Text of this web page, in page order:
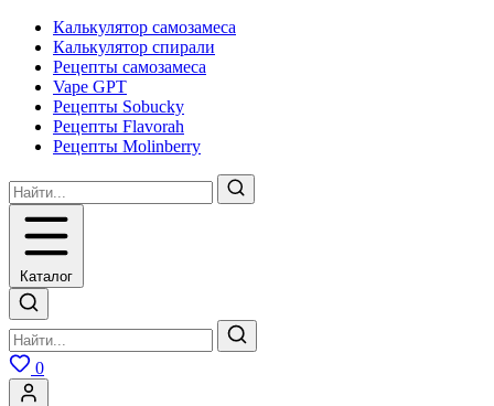
Калькулятор самозамеса
Калькулятор спирали
Рецепты самозамеса
Vape GPT
Рецепты Sobucky
Рецепты Flavorah
Рецепты Molinberry
Каталог
0